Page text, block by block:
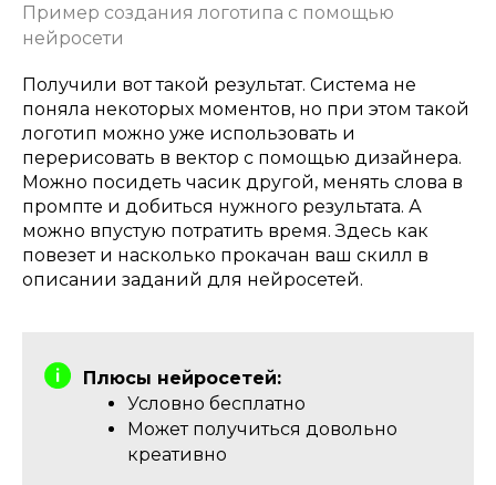
Пример создания логотипа с помощью
нейросети
Получили вот такой результат. Система не
поняла некоторых моментов, но при этом такой
логотип можно уже использовать и
перерисовать в вектор с помощью дизайнера.
Можно посидеть часик другой, менять слова в
промпте и добиться нужного результата. А
можно впустую потратить время. Здесь как
повезет и насколько прокачан ваш скилл в
описании заданий для нейросетей.
Плюсы нейросетей:
Условно бесплатно
Может получиться довольно
креативно